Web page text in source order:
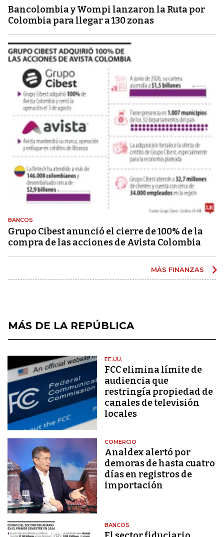
Bancolombia y Wompi lanzaron la Ruta por
Colombia para llegar a 130 zonas
BANCOS
Grupo Cibest anunció el cierre de 100% de la
compra de las acciones de Avista Colombia
MÁS FINANZAS
MÁS DE LA REPÚBLICA
EE.UU.
FCC elimina límite de
audiencia que
restringía propiedad de
canales de televisión
locales
COMERCIO
Analdex alertó por
demoras de hasta cuatro
días en registros de
importación
BANCOS